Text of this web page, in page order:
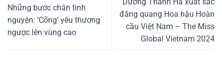
Những bước chân tình
nguyện: ‘Cõng’ yêu thương
ngược lên vùng cao
đăng quang Hoa hậu Hoàn
cầu Việt Nam – The Miss
Global Vietnam 2024